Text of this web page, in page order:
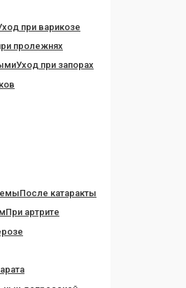
при варикозе
пролежнях
Уход при запорах
После катаракты
При артрите